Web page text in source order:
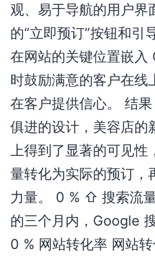
观、易于导航的用户界
的“立即预订”按钮和引
在网站的关键位置嵌入
时鼓励满意的客户在线
在客户提供信心。 结
俱进的设计，美容店
上得到了显著的可见
量转化为实际的预订，
力量。 0 % ⇧ 搜索流
的三个月内，Google
0 % 网站转化率 网站